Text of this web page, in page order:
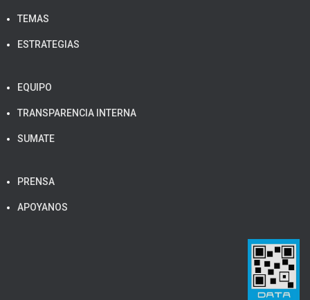
TEMAS
ESTRATEGIAS
EQUIPO
TRANSPARENCIA INTERNA
SUMATE
PRENSA
APOYANOS